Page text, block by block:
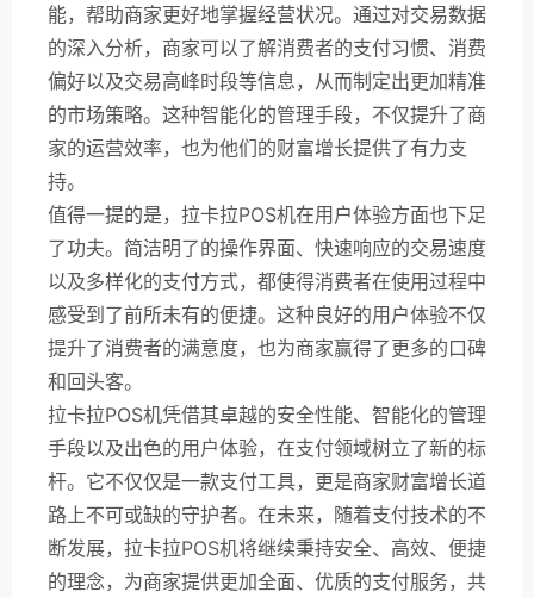
能，帮助商家更好地掌握经营状况。通过对交易数据
的深入分析，商家可以了解消费者的支付习惯、消费
偏好以及交易高峰时段等信息，从而制定出更加精准
的市场策略。这种智能化的管理手段，不仅提升了商
家的运营效率，也为他们的财富增长提供了有力支
持。
值得一提的是，拉卡拉POS机在用户体验方面也下足
了功夫。简洁明了的操作界面、快速响应的交易速度
以及多样化的支付方式，都使得消费者在使用过程中
感受到了前所未有的便捷。这种良好的用户体验不仅
提升了消费者的满意度，也为商家赢得了更多的口碑
和回头客。
拉卡拉POS机凭借其卓越的安全性能、智能化的管理
手段以及出色的用户体验，在支付领域树立了新的标
杆。它不仅仅是一款支付工具，更是商家财富增长道
路上不可或缺的守护者。在未来，随着支付技术的不
断发展，拉卡拉POS机将继续秉持安全、高效、便捷
的理念，为商家提供更加全面、优质的支付服务，共